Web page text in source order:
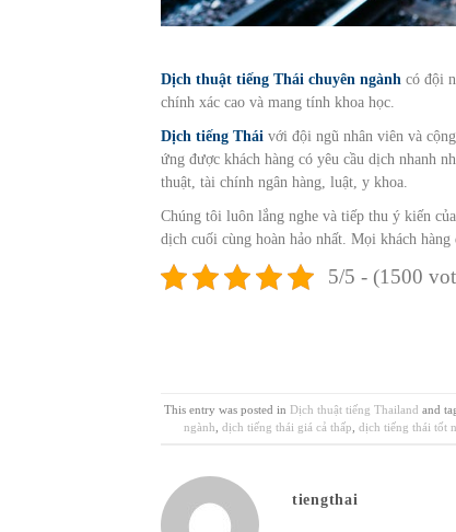
Dịch thuật tiếng Thái chuyên ngành có đội
chính xác cao và mang tính khoa học.
Dịch tiếng Thái với đội ngũ nhân viên và
ứng được khách hàng có yêu cầu dịch nhanh
thuật, tài chính ngân hàng, luật, y khoa.
Chúng tôi luôn lắng nghe và tiếp thu ý kiến
dịch cuối cùng hoàn hảo nhất. Mọi khách
5/5 - (1500
This entry was posted in Dịch thuật tiếng Thailand and
ngành ,dịch tiếng thái giá cả thấp ,dịch tiếng thái tốt
tiengthai